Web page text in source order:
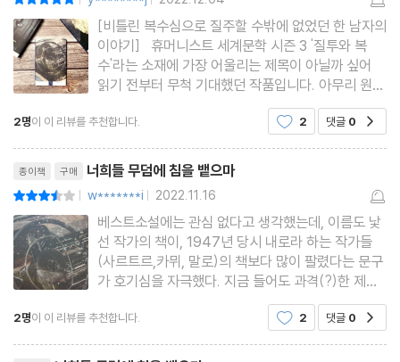
[비틀린 복수심으로 질주할 수밖에 없었던 한 남자의
이야기] 휴머니스트 세계문학 시즌 3 '질투와 복
수'라는 소재에 가장 어울리는 제목이 아닐까 싶어
읽기 전부터 무척 기대했던 작품입니다. 아무리 원망
스러운 상대라 할지라도 그가 죽었다는 소리를 듣거
나 그의 무덤을 마주한다면 조금은 마음이 누그러질
와 스릴러 소설
2명이 이 리뷰를 추천합니다. 2 댓글 0
종이책 구매 너희들 무덤에 침을 뱉으마
| w*******i | 2022.11.16
베스트소설에는 관심 없다고 생각했는데, 이름도 낯
선 작가의 책이, 1947년 당시 내로라 하는 작가들
(사르트르,카뮈, 말로)의 책보다 많이 팔렸다는 문구
가 호기심을 자극했다. 지금 들어도 과격(?)한 제목
이었으니..당시에도 예사롭지 않은 제목이었을 것 같
다.... 반면, 뭔가 카타르시스를 자극하는 듯한 기분도
2명이 이 리뷰를 추천합니다. 2 댓글 0